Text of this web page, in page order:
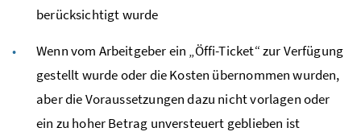
berücksichtigt wurde
Wenn vom Arbeitgeber ein „Öffi-Ticket“ zur Verfügung
gestellt wurde oder die Kosten übernommen wurden,
aber die Voraussetzungen dazu nicht vorlagen oder
ein zu hoher Betrag unversteuert geblieben ist